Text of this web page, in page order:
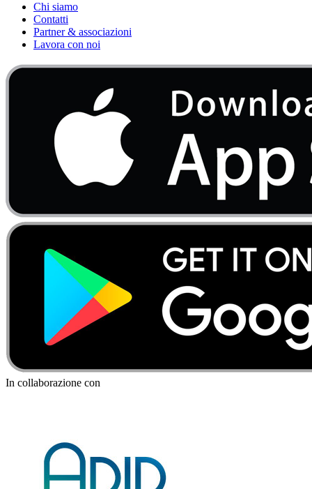
Chi siamo
Contatti
Partner & associazioni
Lavora con noi
In collaborazione con